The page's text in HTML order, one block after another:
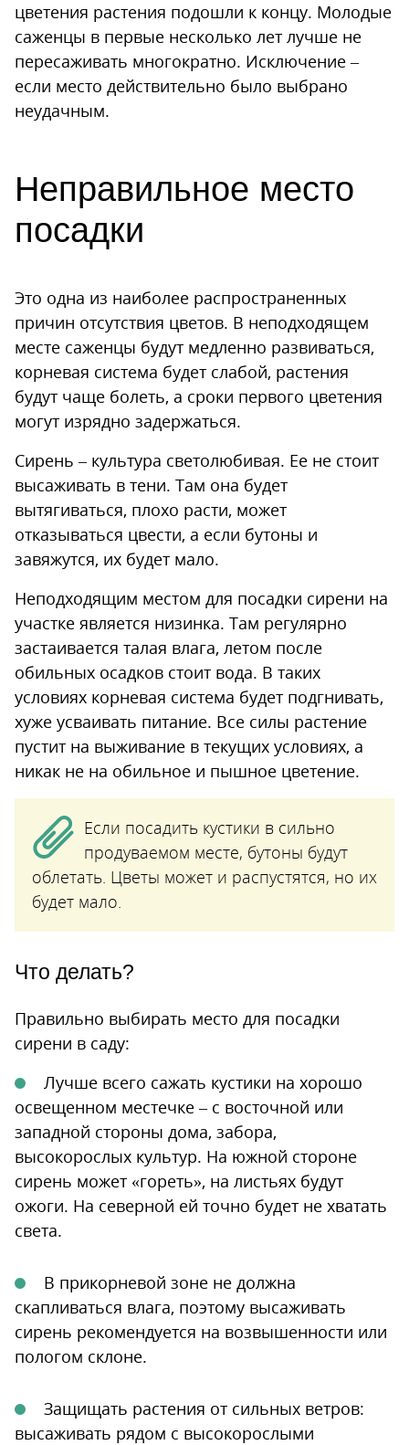
цветения растения подошли к концу. Молодые
саженцы в первые несколько лет лучше не
пересаживать многократно. Исключение –
если место действительно было выбрано
неудачным.
Неправильное место
посадки
Это одна из наиболее распространенных
причин отсутствия цветов. В неподходящем
месте саженцы будут медленно развиваться,
корневая система будет слабой, растения
будут чаще болеть, а сроки первого цветения
могут изрядно задержаться.
Сирень – культура светолюбивая. Ее не стоит
высаживать в тени. Там она будет
вытягиваться, плохо расти, может
отказываться цвести, а если бутоны и
завяжутся, их будет мало.
Неподходящим местом для посадки сирени на
участке является низинка. Там регулярно
застаивается талая влага, летом после
обильных осадков стоит вода. В таких
условиях корневая система будет подгнивать,
хуже усваивать питание. Все силы растение
пустит на выживание в текущих условиях, а
никак не на обильное и пышное цветение.
Если посадить кустики в сильно
продуваемом месте, бутоны будут
облетать. Цветы может и распустятся, но их
будет мало.
Что делать?
Правильно выбирать место для посадки
сирени в саду:
Лучше всего сажать кустики на хорошо
освещенном местечке – с восточной или
западной стороны дома, забора,
высокорослых культур. На южной стороне
сирень может «гореть», на листьях будут
ожоги. На северной ей точно будет не хватать
света.
В прикорневой зоне не должна
скапливаться влага, поэтому высаживать
сирень рекомендуется на возвышенности или
пологом склоне.
Защищать растения от сильных ветров:
высаживать рядом с высокорослыми